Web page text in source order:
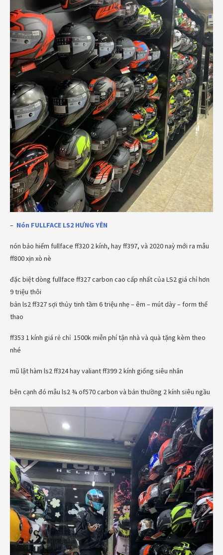
– Nón FULLFACE LS2 HƯNG YÊN
nón bảo hiểm fullface ff320 2 kính, hay ff397, và 2020 naỳ mới ra mẫu
ff800 xịn xò nè
đặc biệt dòng fullface ff327 carbon cao cấp nhất của LS2 giá chỉ hơn
9 triệu thôi
bản ls2 ff327 sợi thủy tinh tầm 6 triệu nhẹ – êm – mút dày – form thể
thao
ff353 1 kính giá rẻ chỉ 1500k miễn phí tận nhà và quà tặng kèm theo
nhé
mũ lật hàm ls2 ff324 hay valiant ff399 2 kính giống siêu nhân
bên cạnh đó mẫu ls2 ¾ of570 carbon và bản thường 2 kính siêu ngầu